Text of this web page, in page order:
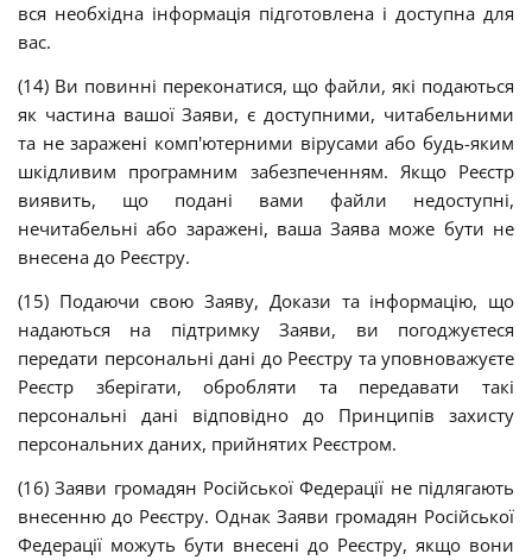
вся необхідна інформація підготовлена і доступна для
вас.
(14) Ви повинні переконатися, що файли, які подаються
як частина вашої Заяви, є доступними, читабельними
та не заражені комп'ютерними вірусами або будь-яким
шкідливим програмним забезпеченням. Якщо Реєстр
виявить, що подані вами файли недоступні,
нечитабельні або заражені, ваша Заява може бути не
внесена до Реєстру.
(15) Подаючи свою Заяву, Докази та інформацію, що
надаються на підтримку Заяви, ви погоджуєтеся
передати персональні дані до Реєстру та уповноважуєте
Реєстр зберігати, обробляти та передавати такі
персональні дані відповідно до Принципів захисту
персональних даних, прийнятих Реєстром.
(16)Заяви громадян Російської Федерації не підлягають
внесенню до Реєстру. Однак Заяви громадян Російської
Федерації можуть бути внесені до Реєстру, якщо вони